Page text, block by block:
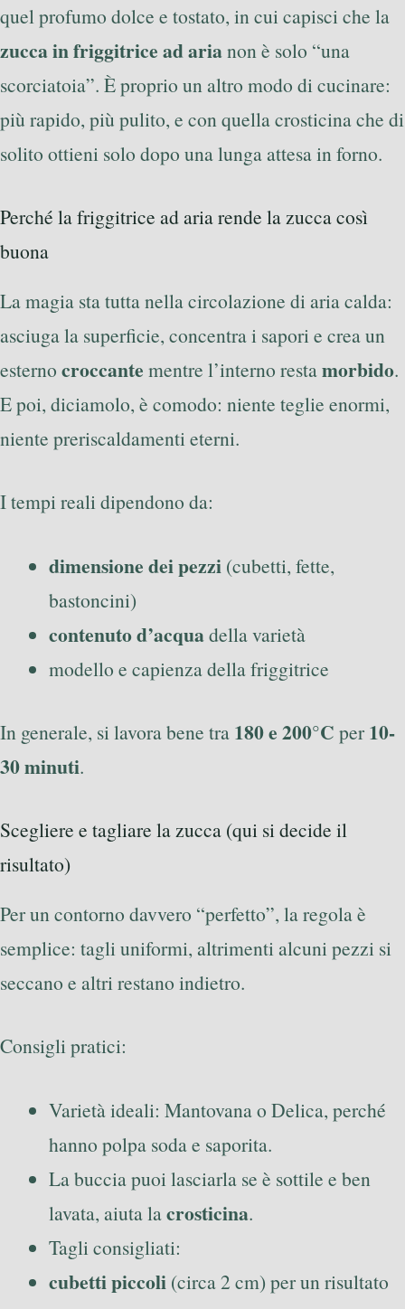
quel profumo dolce e tostato, in cui capisci che la
zucca in friggitrice ad arianon è solo “una
scorciatoia”. È proprio un altro modo di cucinare:
più rapido, più pulito, e con quella crosticina che di
solito ottieni solo dopo una lunga attesa in forno.
Perché la friggitrice ad aria rende la zucca così
buona
La magia sta tutta nella circolazione di aria calda:
asciuga la superficie, concentra i sapori e crea un
esterno croccante mentre l’interno restamorbido.
E poi, diciamolo, è comodo: niente teglie enormi,
niente preriscaldamenti eterni.
I tempi reali dipendono da:
dimensione dei pezzi (cubetti, fette,
bastoncini)
contenuto d’acquadella varietà
modello e capienza della friggitrice
In generale, si lavora bene tra 180 e 200°C per 10-
30 minuti.
Scegliere e tagliare la zucca (qui si decide il
risultato)
Per un contorno davvero “perfetto”, la regola è
semplice: tagli uniformi, altrimenti alcuni pezzi si
seccano e altri restano indietro.
Consigli pratici:
Varietà ideali: Mantovana o Delica, perché
hanno polpa soda e saporita.
La buccia puoi lasciarla se è sottile e ben
lavata, aiuta lacrosticina.
Tagli consigliati:
cubetti piccoli (circa 2 cm) per un risultato